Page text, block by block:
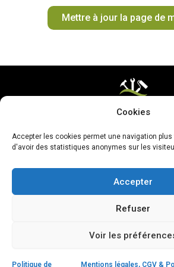
Cookies
Accepter les cookies permet une navigation
d'avoir des statistiques anonymes sur les
Accepter
Refuser
Voir les
Politique de Mentions légales, CGV &
o
k
r
a
e
s
Mettre à jour la page de
Mettre ma page à